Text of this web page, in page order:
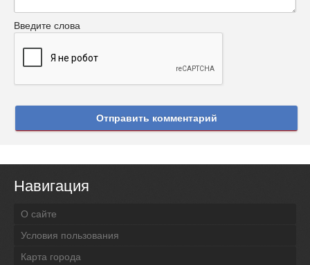
Введите слова
Отправить комментарий
Навигация
О сайте
Условия пользования
Карта города